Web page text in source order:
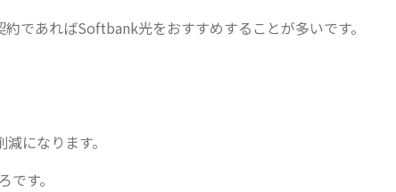
であればSoftbank光をおすすめすることが多いです。
になります。
す。